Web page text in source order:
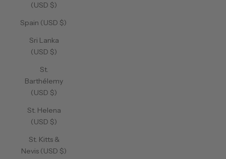
(USD $)
Spain (USD $)
Sri Lanka
(USD $)
St.
Barthélemy
(USD $)
St. Helena
(USD $)
St. Kitts &
Nevis (USD $)